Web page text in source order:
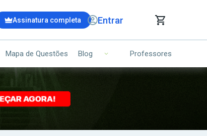
Assinatura completa Entrar
DE COMPRAS
carrinho ainda está vazio.
Mapa de Questões Blog Professores